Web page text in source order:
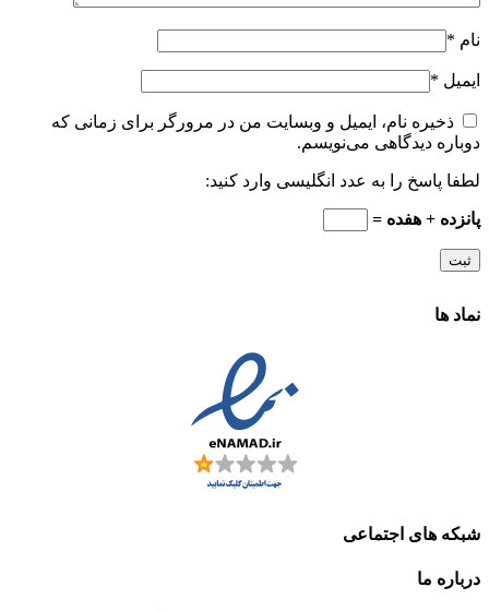
نام *
ایمیل *
ذخیره نام، ایمیل و وبسایت من در مرورگر برای زمانی که
دوباره دیدگاهی می‌نویسم.
لطفا پاسخ را به عدد انگلیسی وارد کنید:
پانزده + هفده =
نماد ها
شبکه های اجتماعی
درباره ما